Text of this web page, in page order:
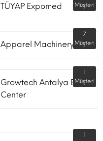
TÜYAP Expomed
Müşteri
Apparel Machinery Fair
7
Müşteri
Growtech Antalya Expo
Center
1
Müşteri
1